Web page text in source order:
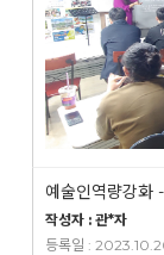
예술인역량강화
작성자 : 관*자
등록일 :